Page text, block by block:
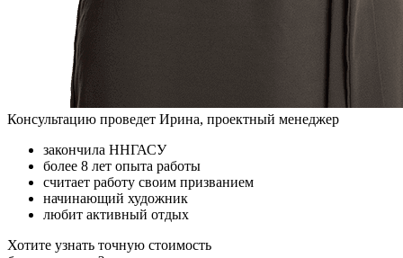
Консультацию проведет Ирина, проектный менеджер
закончила ННГАСУ
более 8 лет опыта работы
считает работу своим призванием
начинающий художник
любит активный отдых
Хотите узнать точную стоимость